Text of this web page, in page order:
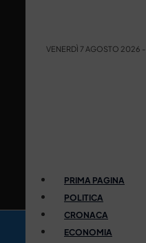
VENERDÌ 7 AGOSTO 2026 -
PRIMA PAGINA
POLITICA
CRONACA
ECONOMIA